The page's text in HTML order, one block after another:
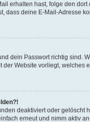
erhalten hast, folge den
deine E-Mail-Adresse
dein Passwort richtig
Website vorliegt, welches
deaktiviert oder
erneut und nimm aktiv